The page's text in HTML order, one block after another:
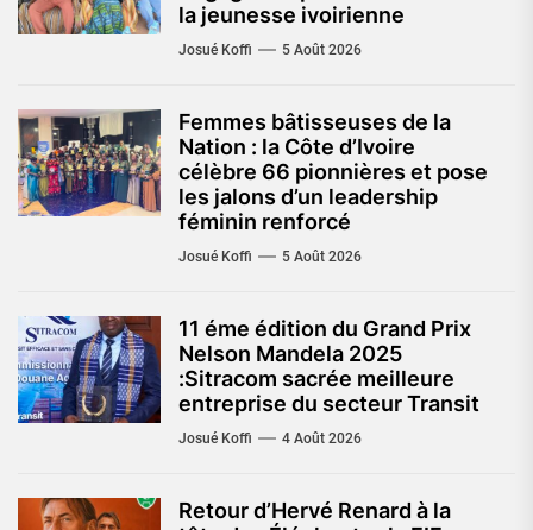
la jeunesse ivoirienne
Josué Koffi 5 Août 2026
Femmes bâtisseuses de la
Nation : la Côte d’Ivoire
célèbre 66 pionnières et pose
les jalons d’un leadership
féminin renforcé
Josué Koffi 5 Août 2026
11 éme édition du Grand Prix
Nelson Mandela 2025
:Sitracom sacrée meilleure
entreprise du secteur Transit
Josué Koffi 4 Août 2026
Retour d’Hervé Renard à la